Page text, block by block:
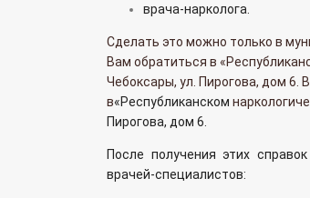
врача-нарколога.
Сделать это можно только в
Вам обратиться в
Чебоксары, ул. Пирогова, дом 6.
в«Республиканском
Пирогова, дом 6.
После получения этих
врачей-специалистов: